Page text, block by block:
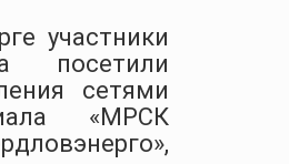
участники
посетили
сетями
«МРСК